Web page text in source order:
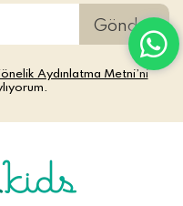
Gönder
Aydınlatma Metni’ni